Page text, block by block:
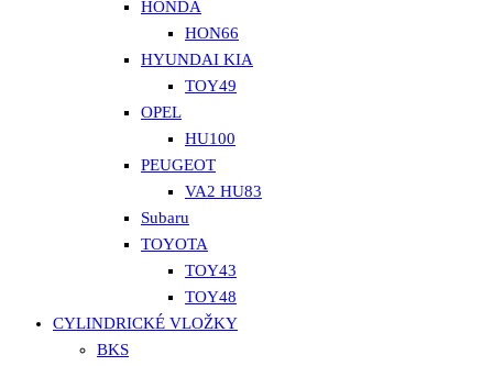
HONDA
HON66
HYUNDAI KIA
TOY49
OPEL
HU100
PEUGEOT
VA2 HU83
Subaru
TOYOTA
TOY43
TOY48
CYLINDRICKÉ VLOŽKY
BKS